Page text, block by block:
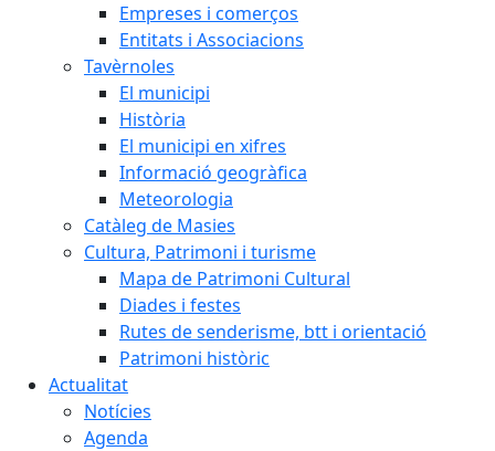
Empreses i comerços
Entitats i Associacions
Tavèrnoles
El municipi
Història
El municipi en xifres
Informació geogràfica
Meteorologia
Catàleg de Masies
Cultura, Patrimoni i turisme
Mapa de Patrimoni Cultural
Diades i festes
Rutes de senderisme, btt i orientació
Patrimoni històric
Actualitat
Notícies
Agenda